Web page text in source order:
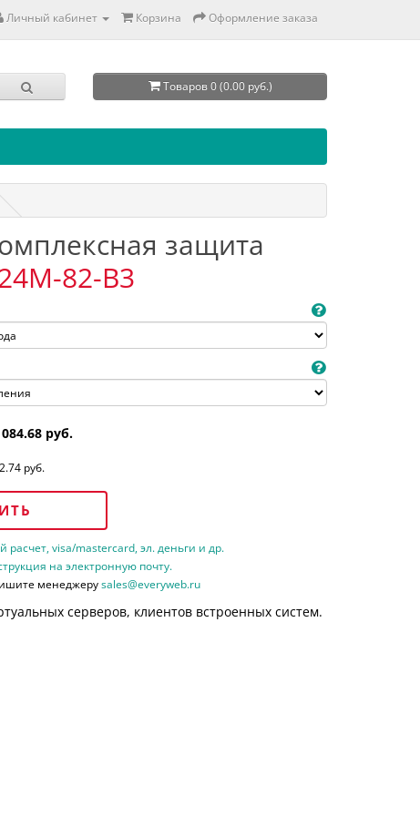
Личный кабинет Корзина Оформление заказа
Товаров 0 (0.00 руб.)
защита
82-B3
руб.
руб.
расчет, visa/mastercard, эл. деньги и др.
на электронную почту.
менеджеруsales@everyweb.ru
серверов, клиентов встроенных систем.